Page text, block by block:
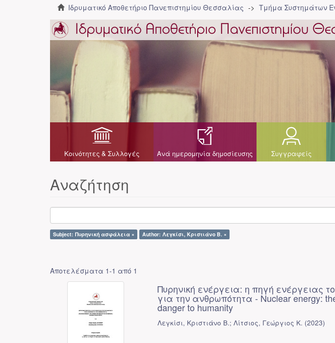
Ιδρυματικό Αποθετήριο Πανεπιστημίου Θεσσαλίας Τμήμα Συστημάτων
Κοινότητες & Συλλογές Ανά ημερομηνία δημοσίευσης Συγγραφείς
Αναζήτηση
Subject: Πυρηνική ασφάλεια × Author: Λεγκίσι, Κριστιάνο Β. ×
Αποτελέσματα 1-1 από 1
Πυρηνική ενέργεια: η πηγή ενέργειας
για την ανθρωπότητα - Nuclear energy:
danger to humanity
Λεγκίσι, Κριστιάνο Β.;Λίτσιος, Γεώργιος Κ. (2023)